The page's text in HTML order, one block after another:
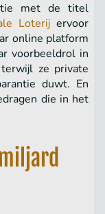
met de titel
Loterij ervoor
online platform
voorbeeldrol in
ze private
duwt. En
die in het